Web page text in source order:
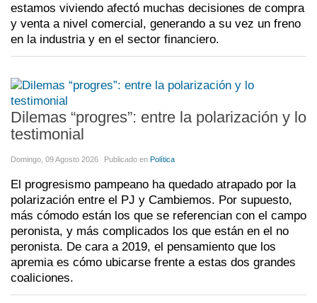
estamos viviendo afectó muchas decisiones de compra
y venta a nivel comercial, generando a su vez un freno
en la industria y en el sector financiero.
Dilemas “progres”: entre la polarización y lo
testimonial
Domingo, 09 Agosto 2026 Publicado en Política
El progresismo pampeano ha quedado atrapado por la
polarización entre el PJ y Cambiemos. Por supuesto,
más cómodo están los que se referencian con el campo
peronista, y más complicados los que están en el no
peronista. De cara a 2019, el pensamiento que los
apremia es cómo ubicarse frente a estas dos grandes
coaliciones.